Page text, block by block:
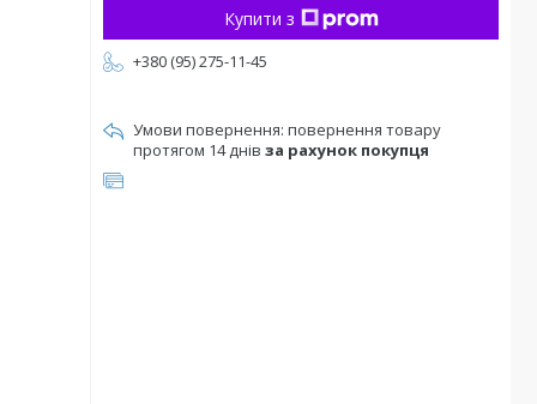
Купити з
+380 (95) 275-11-45
повернення товару
протягом 14 днів за рахунок покупця